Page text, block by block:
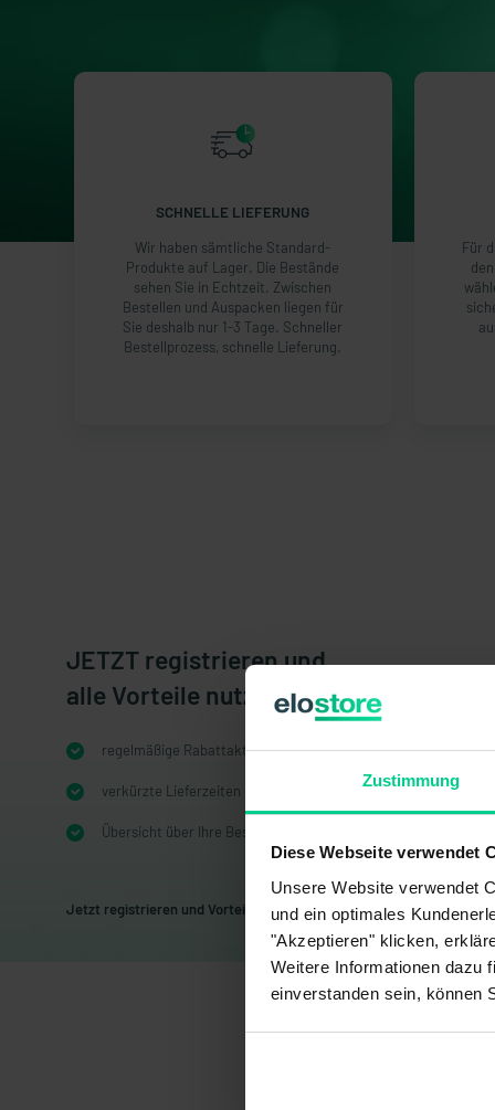
Zustimmung
Diese Webseite verwendet
Unsere Website verwendet
und ein optimales
"Akzeptieren" klicken,
Weitere Informationen dazu
einverstanden sein, können
SCHNELLE LIEFERUNG
Wir haben sämtliche Standard-
Produkte auf Lager. Die Bestände
sehen Sie in Echtzeit. Zwischen
Bestellen und Auspacken liegen für
Sie deshalb nur 1-3 Tage. Schneller
Bestellprozess, schnelle Lieferung.
Für
JETZT registrieren und
alle Vorteile nutzen!
regelmäßige Rabattaktionen
verkürzte Lieferzeiten
Übersicht über Ihre Bestellungen
Jetzt registrieren und Vorteile sichern